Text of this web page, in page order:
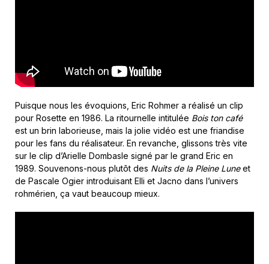
Puisque nous les évoquions, Eric Rohmer a réalisé un clip
pour Rosette en 1986. La ritournelle intitulée Bois ton café
est un brin laborieuse, mais la jolie vidéo est une friandise
pour les fans du réalisateur. En revanche, glissons très vite
sur le clip d’Arielle Dombasle signé par le grand Eric en
1989. Souvenons-nous plutôt des Nuits de la Pleine Luneet
de Pascale Ogier introduisant Elli et Jacno dans l’univers
rohmérien, ça vaut beaucoup mieux.